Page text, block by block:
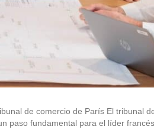
de comercio de París El tribunal
paso fundamental para el líder